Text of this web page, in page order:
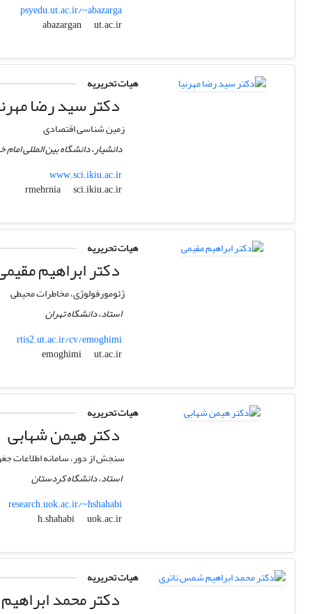
psyedu.ut.ac.ir/~abazarga
abazargan
ut.ac.ir
هیات تحریریه
دکتر سید رضا
زمین شناسی اقتصادی
دانشیار، دانشگاه بین‎ المللی امام خمینی (ره)
www.sci.ikiu.ac.ir
rmehrnia
sci.ikiu.ac.ir
هیات تحریریه
دکتر ابراهیم
ژئومورفولوژی، مخاطرات محیطی
استاد، دانشگاه تهران
rtis2.ut.ac.ir/cv/emoghimi
emoghimi
ut.ac.ir
هیات تحریریه
دکتر هیمن شهابی
سنجش از دور، سامانه اطلاعات
استاد، دانشگاه کردستان
research.uok.ac.ir/~hshahabi
h.shahabi
uok.ac.ir
هیات تحریریه
دکتر محمد